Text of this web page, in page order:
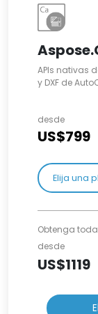
APIs nativas
y DXF de
desde
US$799
Elija una
Obtenga
desde
US$1119